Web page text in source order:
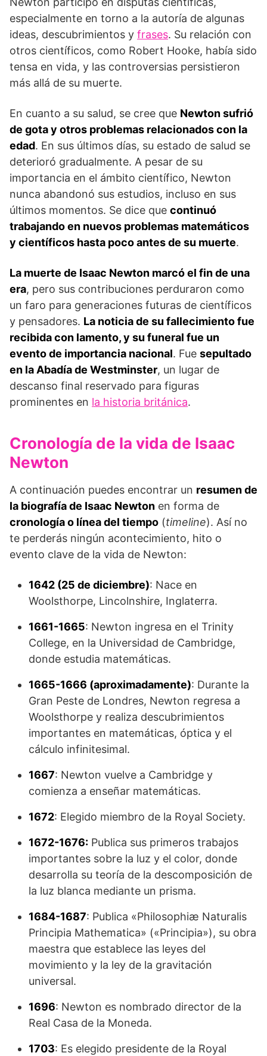
especialmente en torno a la autoría de algunas
ideas, descubrimientos y frases. Su relación con
otros científicos, como Robert Hooke, había sido
tensa en vida, y las controversias persistieron
más allá de su muerte.
En cuanto a su salud, se cree que Newton sufrió
de gota y otros problemas relacionados con la
edad. En sus últimos días, su estado de salud se
deterioró gradualmente. A pesar de su
importancia en el ámbito científico, Newton
nunca abandonó sus estudios, incluso en sus
últimos momentos. Se dice que continuó
trabajando en nuevos problemas matemáticos
y científicos hasta poco antes de su muerte.
La muerte de Isaac Newton marcó el fin de una
era, pero sus contribuciones perduraron como
un faro para generaciones futuras de científicos
y pensadores. La noticia de su fallecimiento fue
recibida con lamento, y su funeral fue un
evento de importancia nacional. Fue sepultado
en la Abadía de Westminster, un lugar de
descanso final reservado para figuras
prominentes en la historia británica.
Cronología de la vida de Isaac
Newton
A continuación puedes encontrar un resumen de
la biografía de Isaac Newton en forma de
cronología o línea del tiempo (timeline). Así no
te perderás ningún acontecimiento, hito o
evento clave de la vida de Newton:
1642 (25 de diciembre): Nace en
Woolsthorpe, Lincolnshire, Inglaterra.
1661-1665: Newton ingresa en el Trinity
College, en la Universidad de Cambridge,
donde estudia matemáticas.
1665-1666 (aproximadamente): Durante la
Gran Peste de Londres, Newton regresa a
Woolsthorpe y realiza descubrimientos
importantes en matemáticas, óptica y el
cálculo infinitesimal.
1667: Newton vuelve a Cambridge y
comienza a enseñar matemáticas.
1672: Elegido miembro de la Royal Society.
1672-1676: Publica sus primeros trabajos
importantes sobre la luz y el color, donde
desarrolla su teoría de la descomposición de
la luz blanca mediante un prisma.
1684-1687: Publica «Philosophiæ Naturalis
Principia Mathematica» («Principia»), su obra
maestra que establece las leyes del
movimiento y la ley de la gravitación
universal.
1696: Newton es nombrado director de la
Real Casa de la Moneda.
1703: Es elegido presidente de la Royal